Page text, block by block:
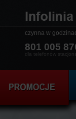
czynna w
801 005
dla telefonów